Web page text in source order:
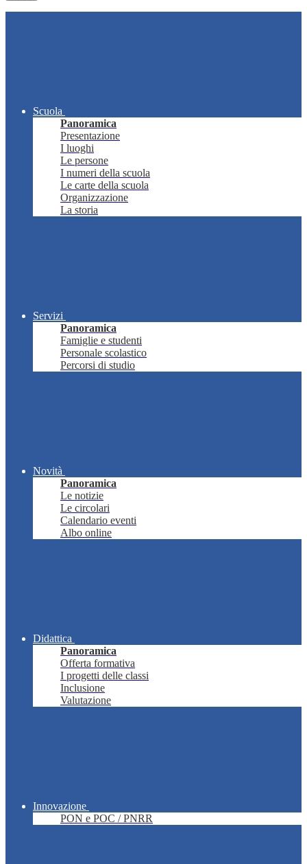
Scuola
Panoramica
Presentazione
I luoghi
Le persone
I numeri della scuola
Le carte della scuola
Organizzazione
La storia
Servizi
Panoramica
Famiglie e studenti
Personale scolastico
Percorsi di studio
Novità
Panoramica
Le notizie
Le circolari
Calendario eventi
Albo online
Didattica
Panoramica
Offerta formativa
I progetti delle classi
Inclusione
Valutazione
Innovazione
PON e POC / PNRR